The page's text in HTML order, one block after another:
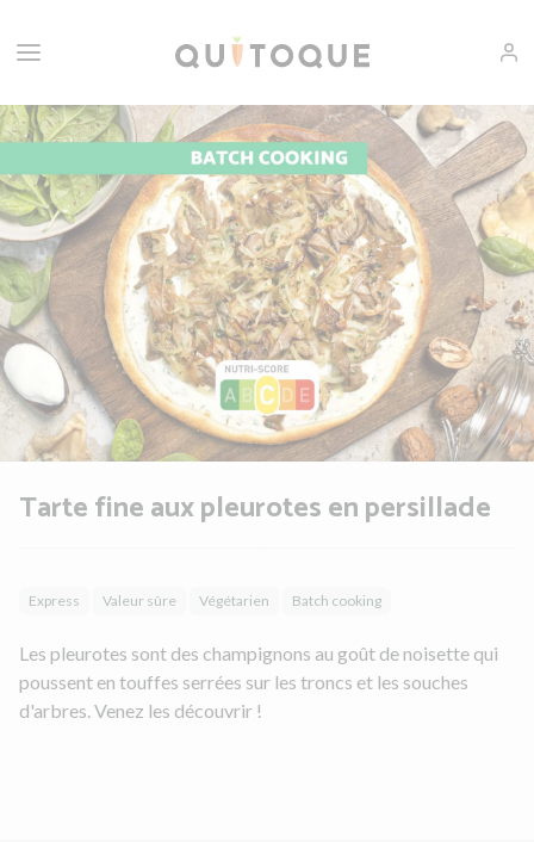
Tarte fine aux pleurotes en persillade
Express Valeur sûre Végétarien Batch cooking
Les pleurotes sont des champignons au goût de noisette qui
poussent en touffes serrées sur les troncs et les souches
d'arbres. Venez les découvrir !